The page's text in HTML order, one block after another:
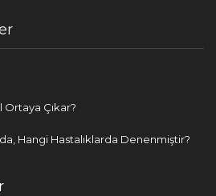
Ortaya Çıkar?
Hangi Hastalıklarda Denenmiştir?